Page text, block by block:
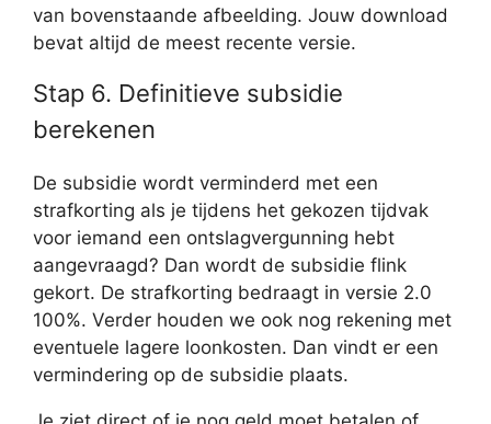
van bovenstaande afbeelding. Jouw download
bevat altijd de meest recente versie.
Stap 6. Definitieve subsidie
berekenen
De subsidie wordt verminderd met een
strafkorting als je tijdens het gekozen tijdvak
voor iemand een ontslagvergunning hebt
aangevraagd? Dan wordt de subsidie flink
gekort. De strafkorting bedraagt in versie 2.0
100%. Verder houden we ook nog rekening met
eventuele lagere loonkosten. Dan vindt er een
vermindering op de subsidie plaats.